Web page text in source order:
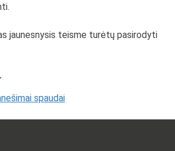
jaunesnysis teisme turėtų pasirodyti
spaudai